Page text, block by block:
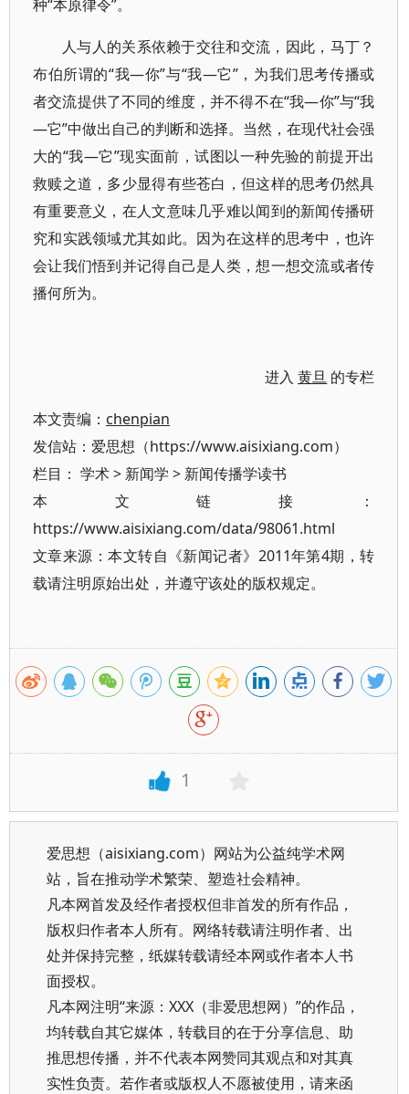
种“本原律令”。
人与人的关系依赖于交往和交流，因此，马丁？
布伯所谓的“我—你”与“我—它”，为我们思考传播或
者交流提供了不同的维度，并不得不在“我—你”与“我
—它”中做出自己的判断和选择。当然，在现代社会强
大的“我—它”现实面前，试图以一种先验的前提开出
救赎之道，多少显得有些苍白，但这样的思考仍然具
有重要意义，在人文意味几乎难以闻到的新闻传播研
究和实践领域尤其如此。因为在这样的思考中，也许
会让我们悟到并记得自己是人类，想一想交流或者传
播何所为。
进入黄旦 的专栏
本文责编： chenpian
发信站：爱思想（https://www.aisixiang.com）
栏目： 学术> 新闻学 > 新闻传播学读书
本文链接：
https://www.aisixiang.com/data/98061.html
文章来源：本文转自《新闻记者》2011年第4期，转
载请注明原始出处，并遵守该处的版权规定。
1
爱思想（aisixiang.com）网站为公益纯学术网
站，旨在推动学术繁荣、塑造社会精神。
凡本网首发及经作者授权但非首发的所有作品，
版权归作者本人所有。网络转载请注明作者、出
处并保持完整，纸媒转载请经本网或作者本人书
面授权。
凡本网注明“来源：XXX（非爱思想网）”的作品，
均转载自其它媒体，转载目的在于分享信息、助
推思想传播，并不代表本网赞同其观点和对其真
实性负责。若作者或版权人不愿被使用，请来函